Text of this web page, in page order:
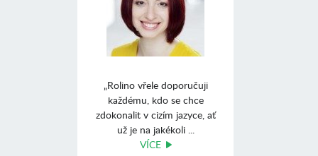
„Rolino vřele doporučuji
každému, kdo se chce
zdokonalit v cizím jazyce, ať
už je na jakékoli ...
VÍCE